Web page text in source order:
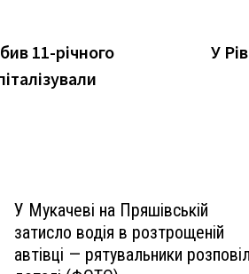
11-річного
У
У Мукачеві на Пряшівській
затисло водія в розтрощеній
автівці — рятувальники